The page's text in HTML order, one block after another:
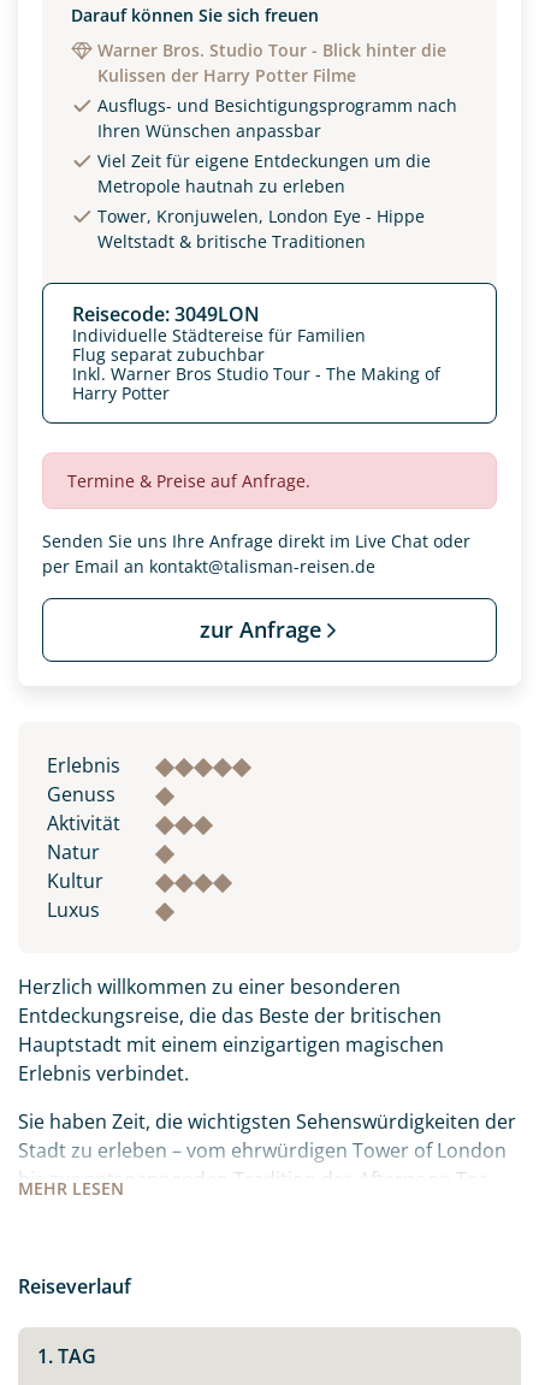
Darauf können Sie sich freuen
Warner Bros. Studio Tour - Blick hinter die
Kulissen der Harry Potter Filme
Ausflugs- und Besichtigungsprogramm nach
Ihren Wünschen anpassbar
Viel Zeit für eigene Entdeckungen um die
Metropole hautnah zu erleben
Tower, Kronjuwelen, London Eye - Hippe
Weltstadt & britische Traditionen
Reisecode: 3049LON
Individuelle Städtereise für Familien
Flug separat zubuchbar
Inkl. Warner Bros Studio Tour - The Making of
Harry Potter
Termine & Preise auf Anfrage.
Senden Sie uns Ihre Anfrage direkt im Live Chat oder
per Email an kontakt@talisman-reisen.de
zur Anfrage
Erlebnis
Genuss
Aktivität
Natur
Kultur
Luxus
MEHR LESEN
Herzlich willkommen zu einer besonderen
Entdeckungsreise, die das Beste der britischen
Hauptstadt mit einem einzigartigen magischen
Erlebnis verbindet.
Sie haben Zeit, die wichtigsten Sehenswürdigkeiten der
Stadt zu erleben – vom ehrwürdigen Tower of London
bis zur entspannenden Tradition des Afternoon Tea.
Harry Potter Filme blicken und die Geheimnisse der
Ein perfekter Städte-Trip in einer Kombination aus
Reiseverlauf
1. TAG
Unterkunft
EZ Familienzimmer
Reisebeginn
Option 2
Weitere Informationen
Sie die
Datenschutzerklärung
Kenntnis genommen und akzeptiert haben.